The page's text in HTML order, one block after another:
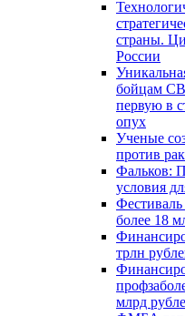
страны.
России
бойцам
первую в
опух
Ученые
против
Фальков:
условия
более 18
трлн
млрд